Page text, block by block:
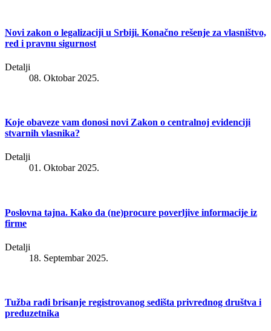
Novi zakon o legalizaciji u Srbiji. Konačno rešenje za vlasništvo,
red i pravnu sigurnost
Detalji
08. Oktobar 2025.
Koje obaveze vam donosi novi Zakon o centralnoj evidenciji
stvarnih vlasnika?
Detalji
01. Oktobar 2025.
Poslovna tajna. Kako da (ne)procure poverljive informacije iz
firme
Detalji
18. Septembar 2025.
Tužba radi brisanje registrovanog sedišta privrednog društva i
preduzetnika